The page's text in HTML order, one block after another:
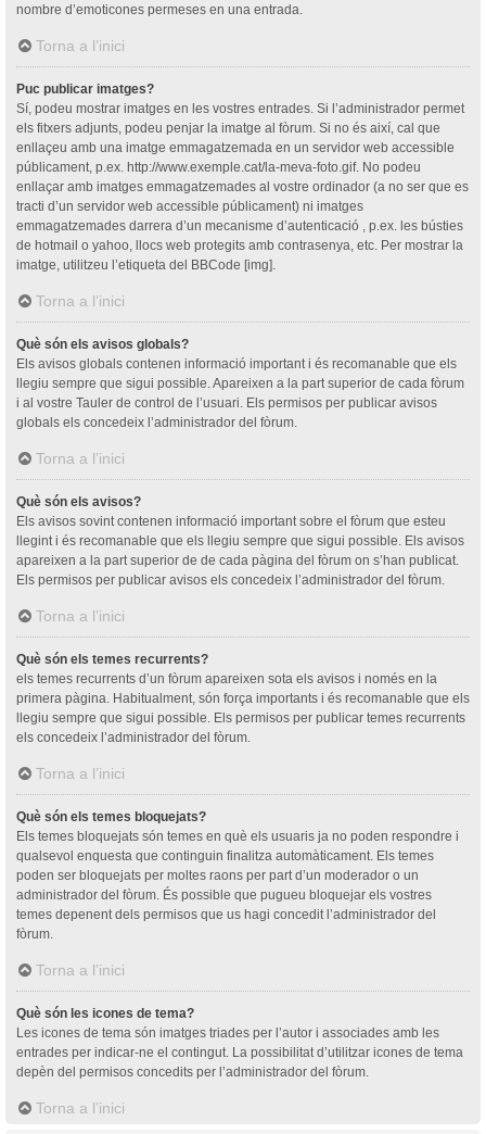
nombre d’emoticones permeses en una entrada.
Torna a l’inici
Puc publicar imatges?
Sí, podeu mostrar imatges en les vostres entrades. Si l’administrador permet
els fitxers adjunts, podeu penjar la imatge al fòrum. Si no és així, cal que
enllaçeu amb una imatge emmagatzemada en un servidor web accessible
públicament, p.ex. http://www.exemple.cat/la-meva-foto.gif. No podeu
enllaçar amb imatges emmagatzemades al vostre ordinador (a no ser que es
tracti d’un servidor web accessible públicament) ni imatges
emmagatzemades darrera d’un mecanisme d’autenticació , p.ex. les bústies
de hotmail o yahoo, llocs web protegits amb contrasenya, etc. Per mostrar la
imatge, utilitzeu l’etiqueta del BBCode [img].
Torna a l’inici
Què són els avisos globals?
Els avisos globals contenen informació important i és recomanable que els
llegiu sempre que sigui possible. Apareixen a la part superior de cada fòrum
i al vostre Tauler de control de l’usuari. Els permisos per publicar avisos
globals els concedeix l’administrador del fòrum.
Torna a l’inici
Què són els avisos?
Els avisos sovint contenen informació important sobre el fòrum que esteu
llegint i és recomanable que els llegiu sempre que sigui possible. Els avisos
apareixen a la part superior de de cada pàgina del fòrum on s’han publicat.
Els permisos per publicar avisos els concedeix l’administrador del fòrum.
Torna a l’inici
Què són els temes recurrents?
els temes recurrents d’un fòrum apareixen sota els avisos i només en la
primera pàgina. Habitualment, són força importants i és recomanable que els
llegiu sempre que sigui possible. Els permisos per publicar temes recurrents
els concedeix l’administrador del fòrum.
Torna a l’inici
Què són els temes bloquejats?
Els temes bloquejats són temes en què els usuaris ja no poden respondre i
qualsevol enquesta que continguin finalitza automàticament. Els temes
poden ser bloquejats per moltes raons per part d’un moderador o un
administrador del fòrum. És possible que pugueu bloquejar els vostres
temes depenent dels permisos que us hagi concedit l’administrador del
fòrum.
Torna a l’inici
Què són les icones de tema?
Les icones de tema són imatges triades per l’autor i associades amb les
entrades per indicar-ne el contingut. La possibilitat d’utilitzar icones de tema
depèn del permisos concedits per l’administrador del fòrum.
Torna a l’inici